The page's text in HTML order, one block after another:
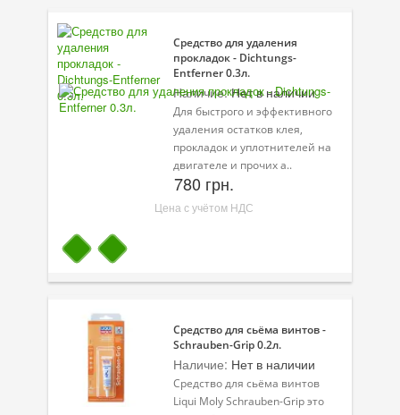
Средство для удаления
прокладок - Dichtungs-
Entferner 0.3л.
Наличие:Нет в наличии
Для быстрого и эффективного
удаления остатков клея,
прокладок и уплотнителей на
двигателе и прочих а..
780 грн.
Цена с учётом НДС
Средство для сьёма винтов -
Schrauben-Grip 0.2л.
Наличие: Нет в наличии
Средство для сьёма винтов
Liqui Moly Schrauben-Grip это